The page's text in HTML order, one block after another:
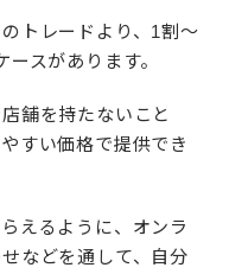
トレードより、1割〜
スがあります。
舗を持たないこと
すい価格で提供でき
えるように、オンラ
などを通して、自分